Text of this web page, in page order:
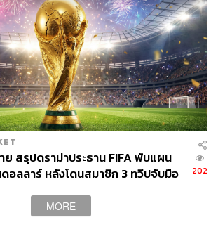
ย สรุปดราม่าประธาน FIFA พับแผน
อลลาร์ หลังโดนสมาชิก 3 ทวีปจับมือ
202
MORE